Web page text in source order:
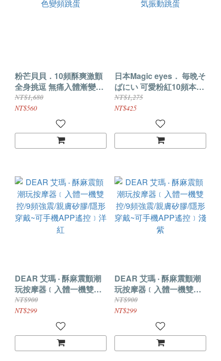
粉芒貝貝．10頻酥爽激顫
全身挑逗 無痛入體漸變色
變頻跳蛋
NT$1,680
NT$560
日本Magic eyes． 毎晩そ
ばにい 可愛粉紅10頻本気
振動跳蛋
NT$1,275
NT$425
DEAR 艾瑪 ‧ 酥麻震顫潮
玩按摩器﹝入體一機雙
控/9頻強震/親膚矽膠/隱形
穿戴~可手機APP遙控﹞
NT$900
NT$299
DEAR 艾瑪 ‧ 酥麻震顫潮
玩按摩器﹝入體一機雙
控/9頻強震/親膚矽膠/隱形
穿戴~可手機APP遙控﹞
NT$900
NT$299